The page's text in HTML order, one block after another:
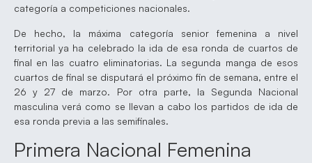
categoría a competiciones nacionales.
De hecho, la máxima categoría senior femenina a nivel
territorial ya ha celebrado la ida de esa ronda de cuartos de
final en las cuatro eliminatorias. La segunda manga de esos
cuartos de final se disputará el próximo fin de semana, entre el
26 y 27 de marzo. Por otra parte, la Segunda Nacional
masculina verá como se llevan a cabo los partidos de ida de
esa ronda previa a las semifinales.
Primera Nacional Femenina